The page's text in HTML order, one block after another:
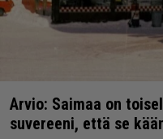
Arvio: Saimaa on
suvereeni, että se